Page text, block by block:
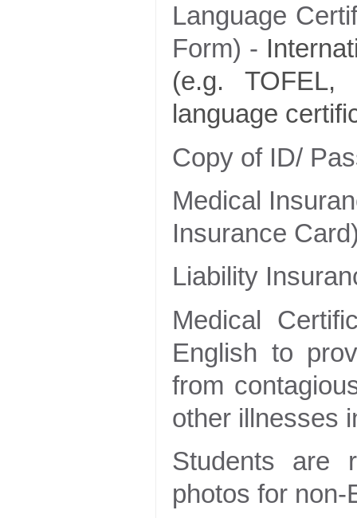
Language
Form) -
(e.g. TOFEL,
language
Copy of ID/
Medical
Insurance
Liability
Medical
English to
from
other illnesses
Students are
photos for